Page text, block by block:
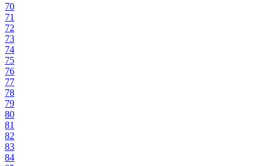
70
71
72
73
74
75
76
77
78
79
80
81
82
83
84